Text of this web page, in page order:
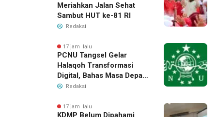
Meriahkan Jalan Sehat
Sambut HUT ke-81 RI
Redaksi
17 jam lalu
PCNU Tangsel Gelar
Halaqoh Transformasi
Digital, Bahas Masa Depan
NU di Era Disrupsi
Redaksi
17 jam lalu
KDMP Belum Dipahami